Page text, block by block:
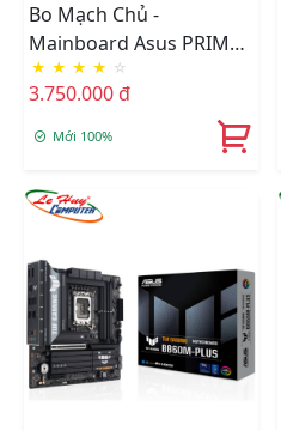
Bo Mạch Chủ -
Mainboard Asus PRIME
B860M-A-CSM
★ ★ ★ ★ ☆
3.750.000 đ
Mới 100%